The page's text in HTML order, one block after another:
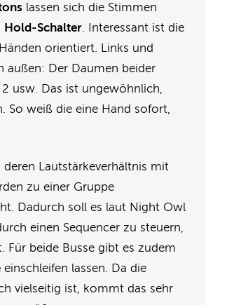
lassen sich die Stimmen
Hold-Schalter. Interessant ist die
orientiert. Links und
außen: Der Daumen beider
usw. Das ist ungewöhnlich,
So weiß die eine Hand sofort,
Lautstärkeverhältnis mit
zu einer Gruppe
Dadurch soll es laut Night Owl
einen Sequencer zu steuern,
Für beide Busse gibt es zudem
einschleifen lassen. Da die
vielseitig ist, kommt das sehr